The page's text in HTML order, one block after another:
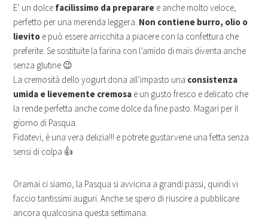
E’ un dolce facilissimo da preparare e anche molto veloce,
perfetto per una merenda leggera. Non contiene burro, olio o
lievito e può essere arricchita a piacere con la confettura che
preferite. Se sostituite la farina con l’amido di mais diventa anche
senza glutine 😉
La cremosità dello yogurt dona all’impasto una consistenza
umida e lievemente cremosa e un gusto fresco e delicato che
la rende perfetta anche come dolce da fine pasto. Magari per il
giorno di Pasqua.
Fidatevi, è una vera delizia!!! e potrete gustarvene una fetta senza
sensi di colpa 👍
Oramai ci siamo, la Pasqua si avvicina a grandi passi, quindi vi
faccio tantissimi auguri. Anche se spero di riuscire a pubblicare
ancora qualcosina questa settimana.